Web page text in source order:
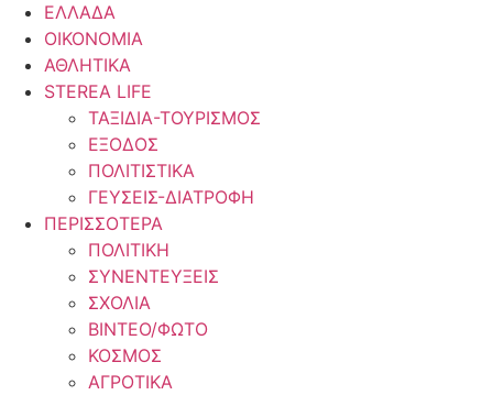
ΕΛΛΑΔΑ
ΟΙΚΟΝΟΜΙΑ
ΑΘΛΗΤΙΚΑ
STEREA LIFE
ΤΑΞΙΔΙΑ-ΤΟΥΡΙΣΜΟΣ
ΕΞΟΔΟΣ
ΠΟΛΙΤΙΣΤΙΚΑ
ΓΕΥΣΕΙΣ-ΔΙΑΤΡΟΦΗ
ΠΕΡΙΣΣΟΤΕΡΑ
ΠΟΛΙΤΙΚΗ
ΣΥΝΕΝΤΕΥΞΕΙΣ
ΣΧΟΛΙΑ
ΒΙΝΤΕΟ/ΦΩΤΟ
ΚΟΣΜΟΣ
ΑΓΡΟΤΙΚΑ